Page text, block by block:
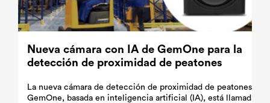
Nueva cámara con IA de GemOne para la
detección de proximidad de peatones
La nueva cámara de detección de proximidad de peatones de
GemOne, basada en inteligencia artificial (IA), está llamada a